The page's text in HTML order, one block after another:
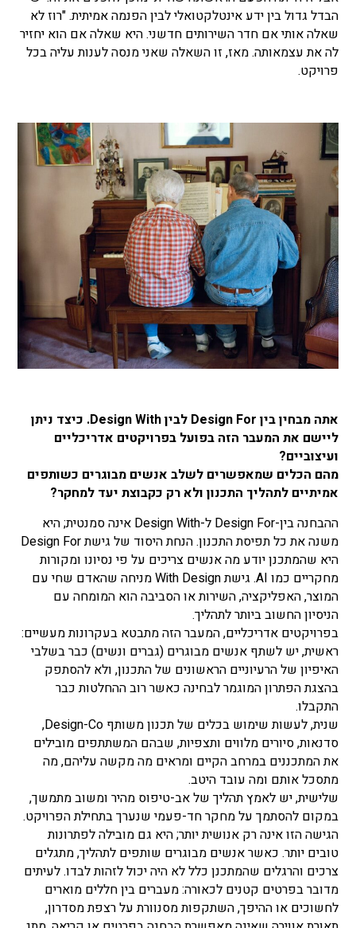
הבדל גדול בין ידע אינטלקטואלי לבין הפנמה אמיתית. "רוז לא
שאלה אותי אם חדר השירותים חדשני. היא שאלה אם הוא יחזיר
לה את עצמאותה. מאז, זו השאלה שאני מנסה לענות עליה בכל
פרויקט.
אתה מבחין בין Design For לבין Design With. כיצד ניתן
ליישם את המעבר הזה בפועל בפרויקטים אדריכליים
ועיצוביים?
מהם הכלים שמאפשרים לשלב אנשים מבוגרים כשותפים
אמיתיים לתהליך התכנון ולא רק כקבוצת יעד למחקר?
ההבחנה בין-Design For ל-Design With אינה סמנטית; היא
משנה את כל תפיסת התכנון. הנחת היסוד של גישת Design For
היא שהמתכנן יודע מה אנשים צריכים על פי נסיונו ומקורות
מחקריים כמו AI. גישת With Design מניחה שהאדם שחי עם
המוצר, האפליקציה, השירות או הסביבה הוא המומחה עם
הניסיון החשוב ביותר לתהליך.
בפרויקטים אדריכליים, המעבר הזה מתבטא בעקרונות מעשיים:
ראשית, יש לשתף אנשים מבוגרים (גברים ונשים) כבר בשלבי
האיפיון של הרעיוניים הראשונים של התכנון, ולא להסתפק
בהצגת הפתרון המוגמר לבחינה כאשר רוב ההחלטות כבר
התקבלו.
שנית, לעשות שימוש בכלים של תכנון משותף Design-Co,
סדנאות, סיורים מלווים ותצפיות, שבהם המשתתפים מובילים
את המתכננים במרחב הקיים ומראים מה מקשה עליהם, מה
מתסכל אותם ומה עובד היטב.
שלישית, יש לאמץ תהליך של אב-טיפוס מהיר ומשוב מתמשך,
במקום להסתמך על מחקר חד-פעמי שנערך בתחילת הפרויקט.
הגישה הזו אינה רק אנושית יותר; היא גם מובילה לפתרונות
טובים יותר. כאשר אנשים מבוגרים שותפים לתהליך, מתגלים
צרכים והרגלים שהמתכנן כלל לא היה יכול לזהות לבדו. לעיתים
מדובר בפרטים קטנים לכאורה: מעברים בין חללים מוארים
לחשוכים או ההיפך, השתקפות מסנוורת על רצפת מסדרון,